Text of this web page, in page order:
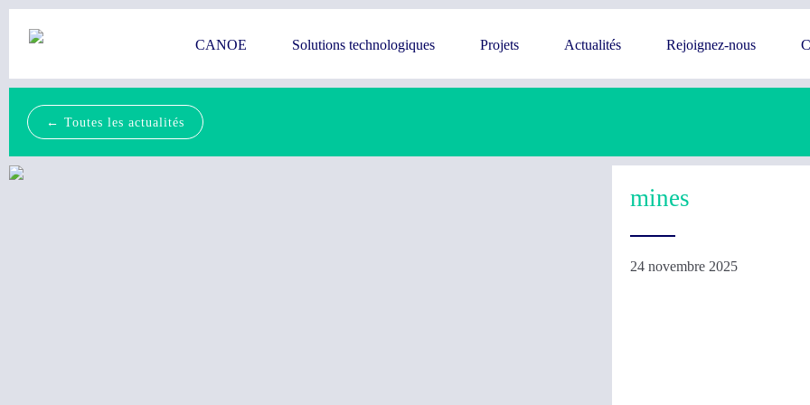
CANOE Solutions technologiques Projets Actualités Rejoignez-nous
← Toutes les actualités
mines
24 novembre 2025